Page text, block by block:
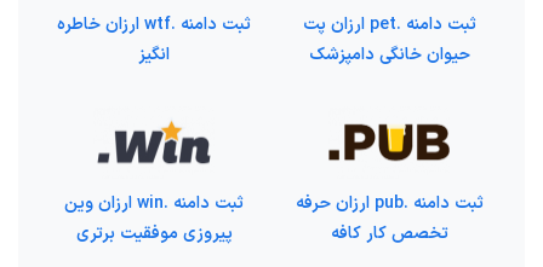
ثبت دامنه .pet ارزان پت
حیوان خانگی دامپزشک
ثبت دامنه .wtf ارزان خاطره
انگیز
ثبت دامنه .pub ارزان حرفه
تخصص کار کافه
ثبت دامنه .win ارزان وین
پیروزی موفقیت برتری